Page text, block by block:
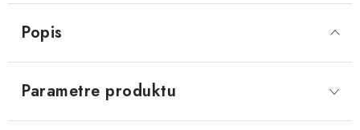
Popis
Parametre produktu